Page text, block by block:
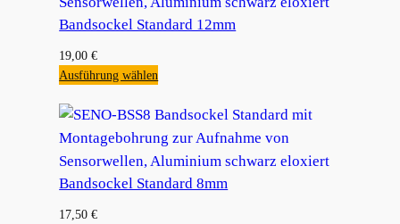
Bandsockel Standard 12mm
19,00€
Ausführung wählen
Bandsockel Standard 8mm
17,50€